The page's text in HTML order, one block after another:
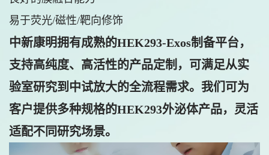
易于荧光/磁性/靶向修饰
中新康明拥有成熟的HEK293-Exos制备平台，
支持高纯度、高活性的产品定制，可满足从实
验室研究到中试放大的全流程需求。我们可为
客户提供多种规格的HEK293外泌体产品，灵活
适配不同研究场景。